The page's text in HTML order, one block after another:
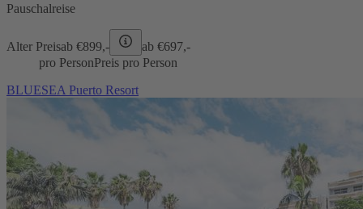
Pauschalreise
Alter Preisab €899,- ab €697,-
pro PersonPreis pro Person
BLUESEA Puerto Resort